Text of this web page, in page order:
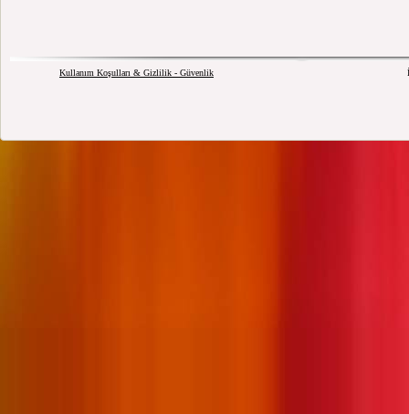
Kullanım Koşulları & Gizlilik - Güvenlik